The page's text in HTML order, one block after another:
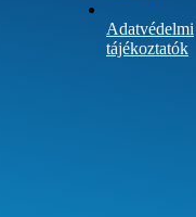
Adatvédelmi
tájékoztatók